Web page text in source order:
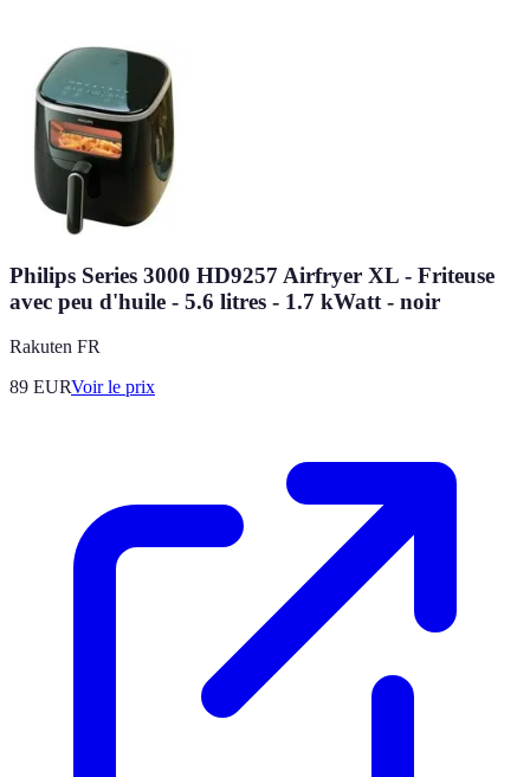
Philips Series 3000 HD9257 Airfryer XL - Friteuse
avec peu d'huile - 5.6 litres - 1.7 kWatt - noir
Rakuten FR
89 EURVoir le prix